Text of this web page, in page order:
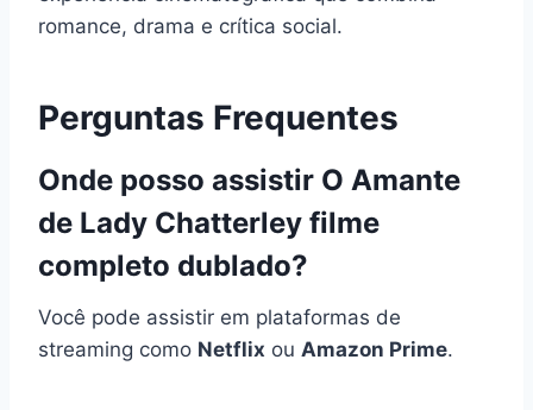
romance, drama e crítica social.
Perguntas Frequentes
Onde posso assistir O Amante
de Lady Chatterley filme
completo dublado?
Você pode assistir em plataformas de
streaming como Netflix ou Amazon Prime.